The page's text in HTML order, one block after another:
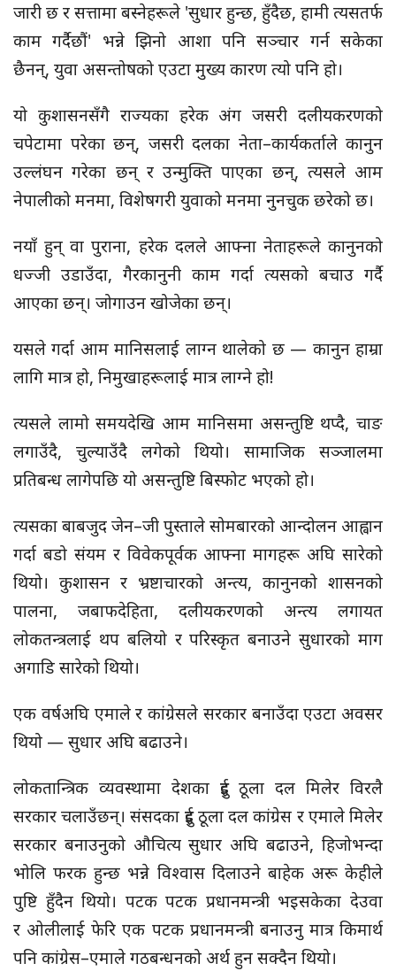
जारी छ र सत्तामा बस्नेहरूले 'सुधार हुन्छ, हुँदैछ, हामी त्यसतर्फ
काम गर्दैछौं' भन्ने झिनो आशा पनि सञ्चार गर्न सकेका
छैनन्, युवा असन्तोषको एउटा मुख्य कारण त्यो पनि हो।
यो कुशासनसँगै राज्यका हरेक अंग जसरी दलीयकरणको
चपेटामा परेका छन्, जसरी दलका नेता–कार्यकर्ताले कानुन
उल्लंघन गरेका छन् र उन्मुक्ति पाएका छन्, त्यसले आम
नेपालीको मनमा, विशेषगरी युवाको मनमा नुनचुक छरेको छ।
नयाँ हुन् वा पुराना, हरेक दलले आफ्ना नेताहरूले कानुनको
धज्जी उडाउँदा, गैरकानुनी काम गर्दा त्यसको बचाउ गर्दै
आएका छन्। जोगाउन खोजेका छन्।
यसले गर्दा आम मानिसलाई लाग्न थालेको छ — कानुन हाम्रा
लागि मात्र हो, निमुखाहरूलाई मात्र लाग्ने हो!
त्यसले लामो समयदेखि आम मानिसमा असन्तुष्टि थप्दै, चाङ
लगाउँदै, चुल्याउँदै लगेको थियो। सामाजिक सञ्जालमा
प्रतिबन्ध लागेपछि यो असन्तुष्टि बिस्फोट भएको हो।
त्यसका बाबजुद जेन–जी पुस्ताले सोमबारको आन्दोलन आह्वान
गर्दा बडो संयम र विवेकपूर्वक आफ्ना मागहरू अघि सारेको
थियो। कुशासन र भ्रष्टाचारको अन्त्य, कानुनको शासनको
पालना, जबाफदेहिता, दलीयकरणको अन्त्य लगायत
लोकतन्त्रलाई थप बलियो र परिस्कृत बनाउने सुधारको माग
अगाडि सारेको थियो।
एक वर्षअघि एमाले र कांग्रेसले सरकार बनाउँदा एउटा अवसर
थियो — सुधार अघि बढाउने।
लोकतान्त्रिक व्यवस्थामा देशका दुई ठूला दल मिलेर विरलै
सरकार चलाउँछन्। संसदका दुई ठूला दल कांग्रेस र एमाले मिलेर
सरकार बनाउनुको औचित्य सुधार अघि बढाउने, हिजोभन्दा
भोलि फरक हुन्छ भन्ने विश्वास दिलाउने बाहेक अरू केहीले
पुष्टि हुँदैन थियो। पटक पटक प्रधानमन्त्री भइसकेका देउवा
र ओलीलाई फेरि एक पटक प्रधानमन्त्री बनाउनु मात्र किमार्थ
पनि कांग्रेस–एमाले गठबन्धनको अर्थ हुन सक्दैन थियो।